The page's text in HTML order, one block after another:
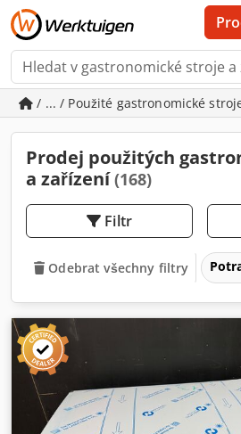
/ ... / Použité gastronomické
Prodej použitých
a zařízení(168)
Filtr
Odebrat všechny filtry